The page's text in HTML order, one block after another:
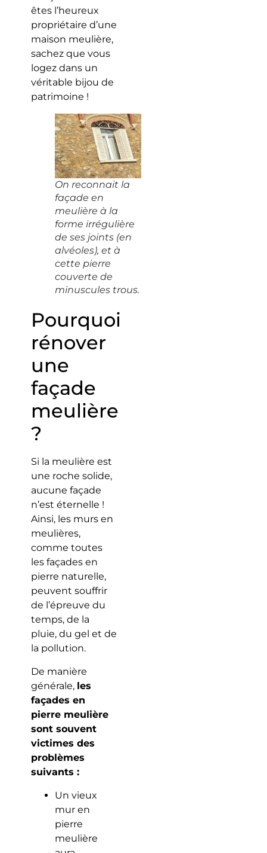
êtes l’heureux
propriétaire d’une
maison meulière,
sachez que vous
logez dans un
véritable bijou de
patrimoine !
On reconnait la
façade en
meulière à la
forme irrégulière
de ses joints (en
alvéoles), et à
cette pierre
couverte de
minuscules trous.
Pourquoi
rénover
une
façade
meulière
?
Si la meulière est
une roche solide,
aucune façade
n’est éternelle !
Ainsi, les murs en
meulières,
comme toutes
les façades en
pierre naturelle,
peuvent souffrir
de l’épreuve du
temps, de la
pluie, du gel et de
la pollution.
De manière
générale, les
façades en
pierre meulière
sont souvent
victimes des
problèmes
suivants :
Un vieux
mur en
pierre
meulière